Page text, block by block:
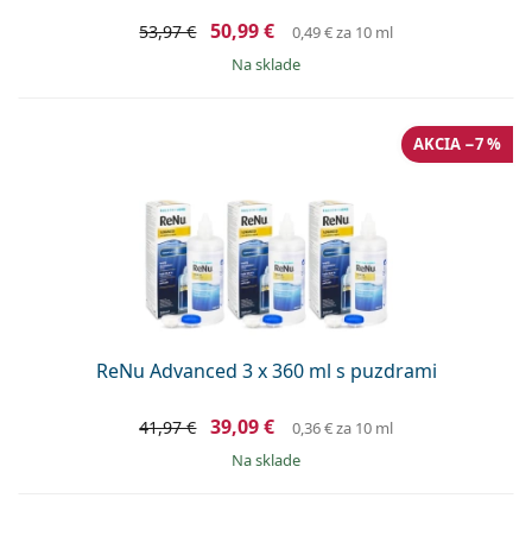
53,97 € 50,99 € 0,49 €za 10 ml
na sklade
ReNu Advanced 3 x 360 ml s puzdrami
AKCIA −7 %
41,97 € 39,09 € 0,36 €za 10 ml
na sklade